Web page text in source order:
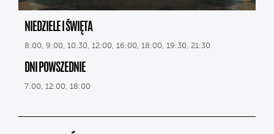
NIEDZIELE I ŚWIĘTA
8:00, 9:00, 10:30, 12:00, 16:00, 18:00, 19:30, 21:30
DNI POWSZEDNIE
7:00, 12:00, 18:00